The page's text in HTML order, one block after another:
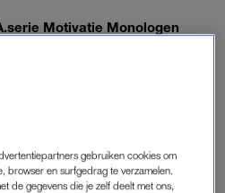
Motivatie Monologen
voor hen belangrijk is. Wat
En wanneer zitten zij
zangeres Shirma Rouse een
anders dan liefde voor jezelf.
gebruiken cookies om
browser en surfgedrag te verzamelen.
de gegevens die je zelf deelt met ons,